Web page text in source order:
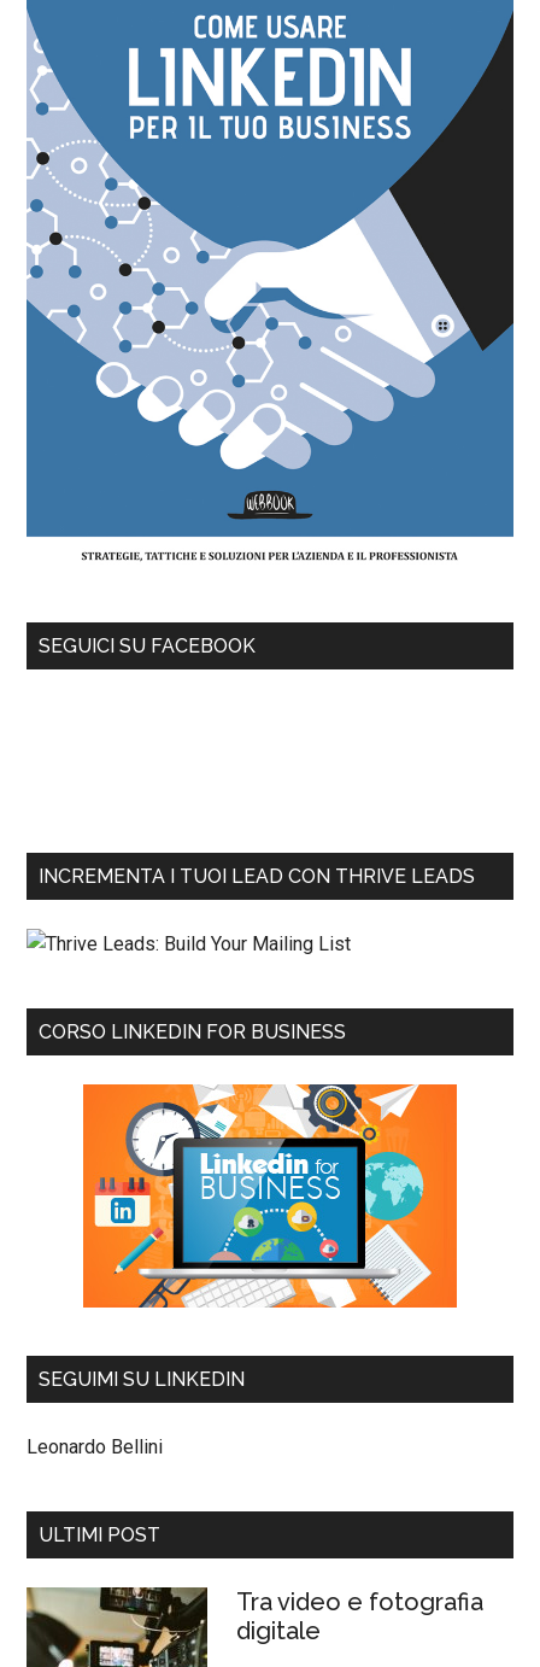
SEGUICI SU FACEBOOK
INCREMENTA I TUOI LEAD CON THRIVE LEADS
CORSO LINKEDIN FOR BUSINESS
SEGUIMI SU LINKEDIN
Leonardo Bellini
ULTIMI POST
Tra video e fotografia
digitale